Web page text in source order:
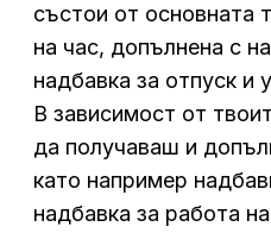
състои от основната
на час, допълнена с
надбавка за отпуск и
В зависимост от
да получаваш и
като например
надбавка за работа